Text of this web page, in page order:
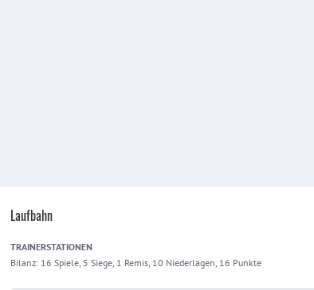
Laufbahn
TRAINERSTATIONEN
Bilanz: 16 Spiele, 5 Siege, 1 Remis, 10 Niederlagen, 16 Punkte